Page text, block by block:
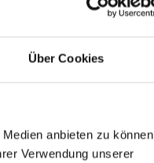
Über Cookies
anbieten zu können
Verwendung unserer